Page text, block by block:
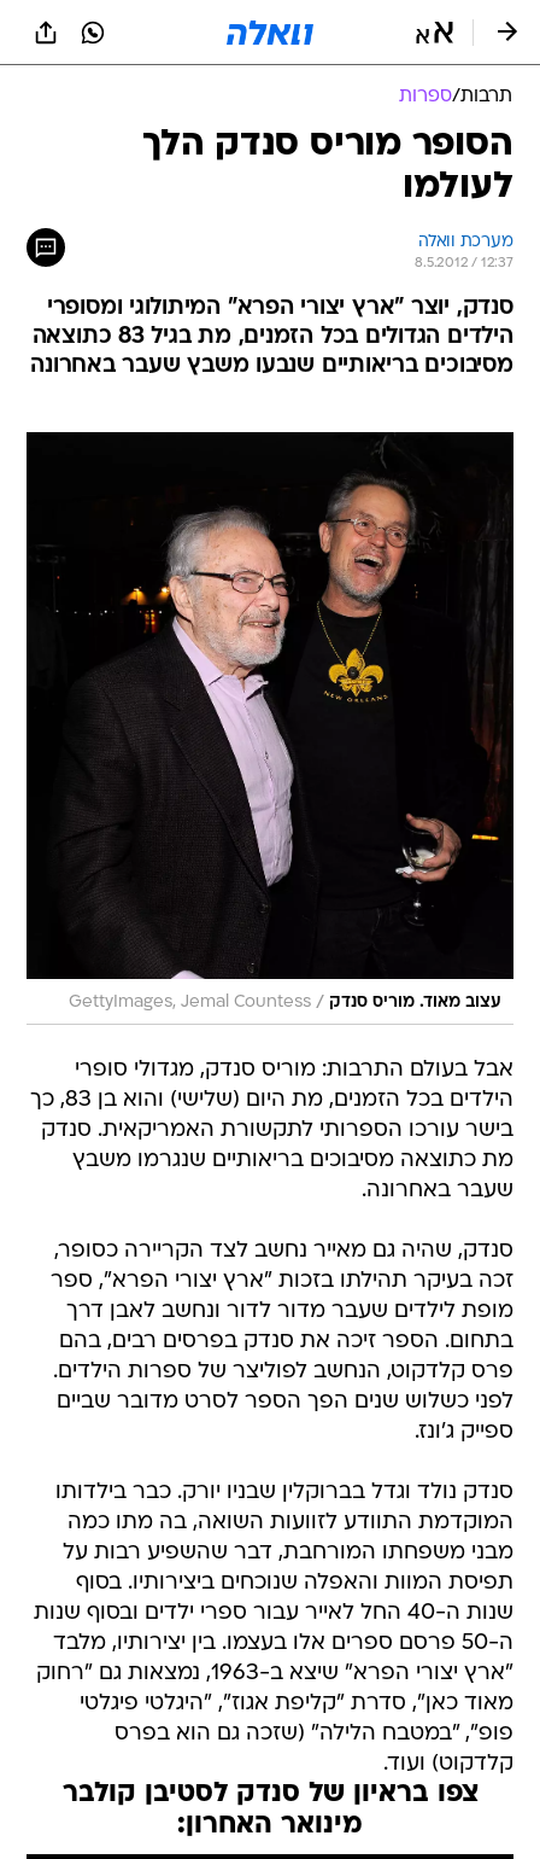
תרבות/ספרות
הסופר מוריס סנדק הלך
לעולמו
מערכת וואלה
8.5.2012 / 12:37
סנדק, יוצר "ארץ יצורי הפרא" המיתולוגי ומסופרי
הילדים הגדולים בכל הזמנים, מת בגיל 83 כתוצאה
מסיבוכים בריאותיים שנבעו משבץ שעבר באחרונה
עצוב מאוד. מוריס סנדק /
GettyImages, Jemal Countess
אבל בעולם התרבות: מוריס סנדק, מגדולי סופרי
הילדים בכל הזמנים, מת היום (שלישי) והוא בן 83, כך
בישר עורכו הספרותי לתקשורת האמריקאית. סנדק
מת כתוצאה מסיבוכים בריאותיים שנגרמו משבץ
שעבר באחרונה.
סנדק, שהיה גם מאייר נחשב לצד הקריירה כסופר,
זכה בעיקר תהילתו בזכות "ארץ יצורי הפרא", ספר
מופת לילדים שעבר מדור לדור ונחשב לאבן דרך
בתחום. הספר זיכה את סנדק בפרסים רבים, בהם
פרס קלדקוט, הנחשב לפוליצר של ספרות הילדים.
לפני כשלוש שנים הפך הספר לסרט מדובר שביים
ספייק ג'ונז.
סנדק נולד וגדל בברוקלין שבניו יורק. כבר בילדותו
המוקדמת התוודע לזוועות השואה, בה מתו כמה
מבני משפחתו המורחבת, דבר שהשפיע רבות על
תפיסת המוות והאפלה שנוכחים ביצירותיו. בסוף
שנות ה-40 החל לאייר עבור ספרי ילדים ובסוף שנות
ה-50 פרסם ספרים אלו בעצמו. בין יצירותיו, מלבד
"ארץ יצורי הפרא" שיצא ב-1963, נמצאות גם "רחוק
מאוד כאן", סדרת "קליפת אגוז", "היגלטי פיגלטי
פופ", "במטבח הלילה" (שזכה גם הוא בפרס
קלדקוט) ועוד.
צפו בראיון של סנדק לסטיבן קולבר
מינואר האחרון: